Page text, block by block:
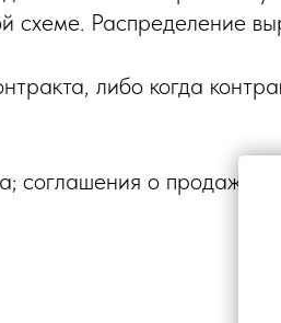
схеме. Распределение
либо когда
о продаже с